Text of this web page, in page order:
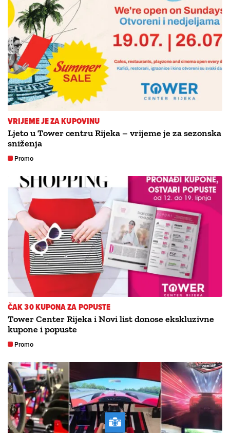
VRIJEME JE ZA KUPOVINU
Ljeto u Tower centru Rijeka – vrijeme je za sezonska
sniženja
Promo
ČAK 30 KUPONA ZA POPUSTE
Tower Center Rijeka i Novi list donose ekskluzivne
kupone i popuste
Promo